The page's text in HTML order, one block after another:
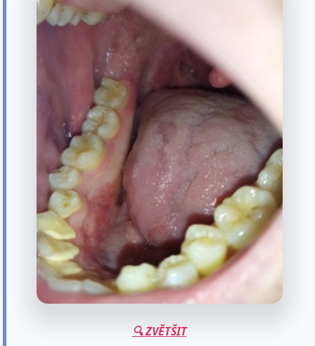
🔍 ZVĚTŠIT